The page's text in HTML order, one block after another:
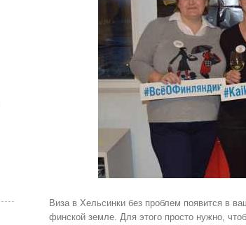
Виза в Хельсинки без проблем появится в
финской земле. Для этого просто нужно,